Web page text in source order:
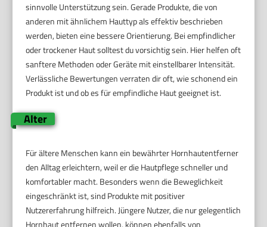
sinnvolle Unterstützung sein. Gerade Produkte, die von
anderen mit ähnlichem Hauttyp als effektiv beschrieben
werden, bieten eine bessere Orientierung. Bei empfindlicher
oder trockener Haut solltest du vorsichtig sein. Hier helfen oft
sanftere Methoden oder Geräte mit einstellbarer Intensität.
Verlässliche Bewertungen verraten dir oft, wie schonend ein
Produkt ist und ob es für empfindliche Haut geeignet ist.
Alter
Für ältere Menschen kann ein bewährter Hornhautentferner
den Alltag erleichtern, weil er die Hautpflege schneller und
komfortabler macht. Besonders wenn die Beweglichkeit
eingeschränkt ist, sind Produkte mit positiver
Nutzererfahrung hilfreich. Jüngere Nutzer, die nur gelegentlich